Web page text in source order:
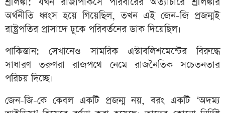
অর্থনীতি ধ্বংস হয়ে গিয়েছিল, তখন এই জেন-জি প্রজন্মই
রাষ্ট্রপতির প্রাসাদে ঢুকে পরিবর্তনের ডাক দিয়েছিল।
পাকিস্তান: সেখানেও সামরিক এস্টাবলিশমেন্টের বিরুদ্ধে
সাধারণ তরুণরা রাজপথে নেমে রাজনৈতিক সচেতনতার
পরিচয় দিচ্ছে।
জেন-জি-কে কেবল একটি প্রজন্ম নয়, বরং একটি ‘অদম্য